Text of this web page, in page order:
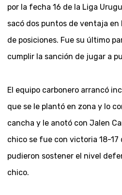
por la fecha 16 de la Liga
sacó dos puntos de ventaja en
de posiciones. Fue su último
cumplir la sanción de jugar a
El equipo carbonero arrancó
que se le plantó en zona y lo
cancha y le anotó con Jalen
chico se fue con victoria 18-
pudieron sostener el nivel
chico.